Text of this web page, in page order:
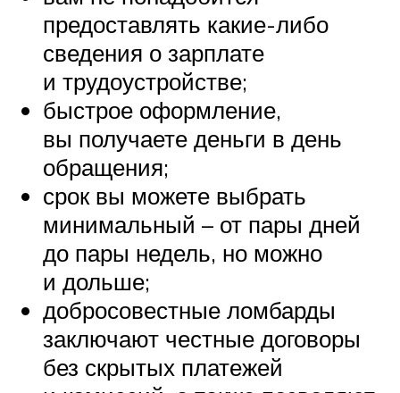
предоставлять какие-либо
сведения о зарплате
и трудоустройстве;
быстрое оформление,
вы получаете деньги в день
обращения;
срок вы можете выбрать
минимальный – от пары дней
до пары недель, но можно
и дольше;
добросовестные ломбарды
заключают честные договоры
без скрытых платежей